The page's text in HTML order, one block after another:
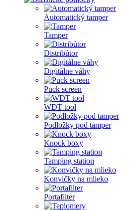
Automatický tamper
Tamper
Distribútor
Digitálne váhy
Puck screen
WDT tool
Podložky pod tamper
Knock boxy
Tamping station
Konvičky na mlieko
Portafilter